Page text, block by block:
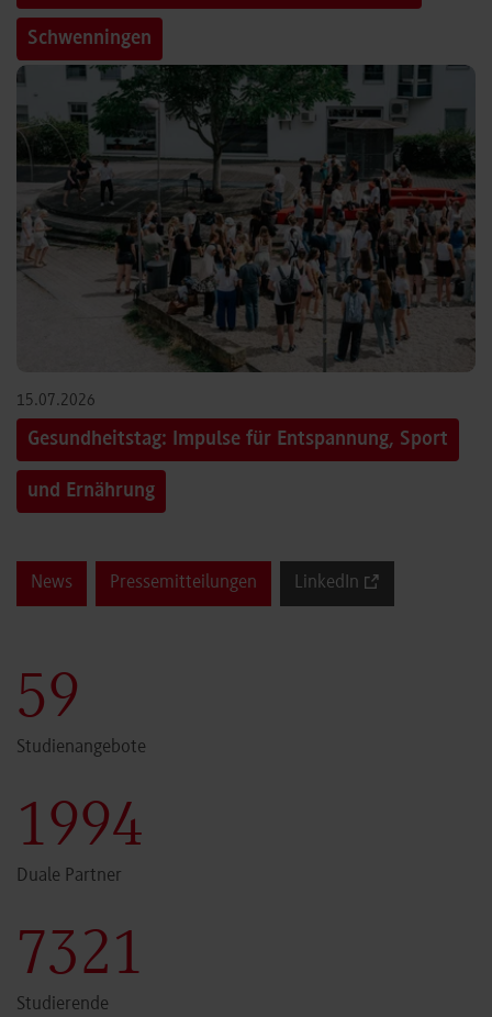
Schwenningen
15.07.2026
Gesundheitstag: Impulse für Entspannung, Sport
und Ernährung
News Pressemitteilungen LinkedIn
60
Studienangebote
2000
Duale Partner
7341
Studierende